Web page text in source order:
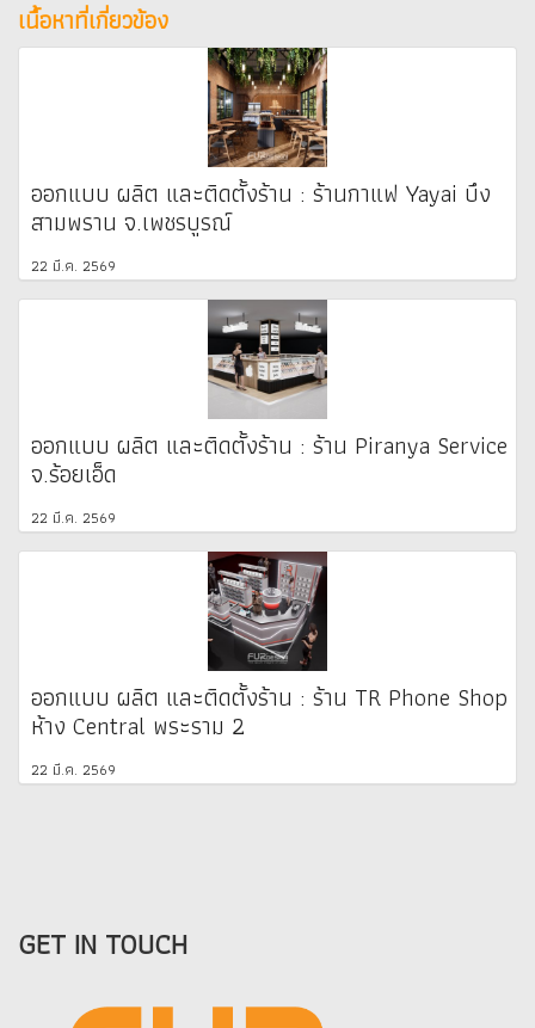
เนื้อหาที่เกี่ยวข้อง
ออกแบบ ผลิต และติดตั้งร้าน : ร้านกาแฟ Yayai บึง
สามพราน จ.เพชรบูรณ์
22 มี.ค. 2569
ออกแบบ ผลิต และติดตั้งร้าน : ร้าน Piranya Service
จ.ร้อยเอ็ด
22 มี.ค. 2569
ออกแบบ ผลิต และติดตั้งร้าน : ร้าน TR Phone Shop
ห้าง Central พระราม 2
22 มี.ค. 2569
GET IN TOUCH